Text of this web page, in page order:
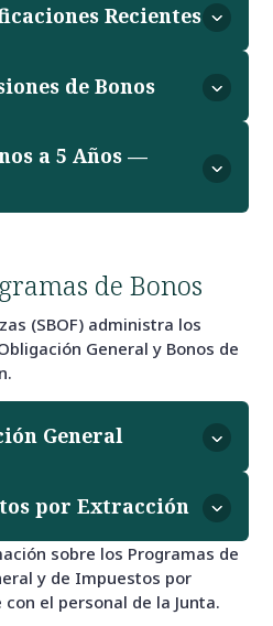
Recientes
de Bonos
a 5 Años —
de Bonos
(SBOF) administra los
General y Bonos de
General
por Extracción
sobre los Programas de
y de Impuestos por
el personal de la Junta.